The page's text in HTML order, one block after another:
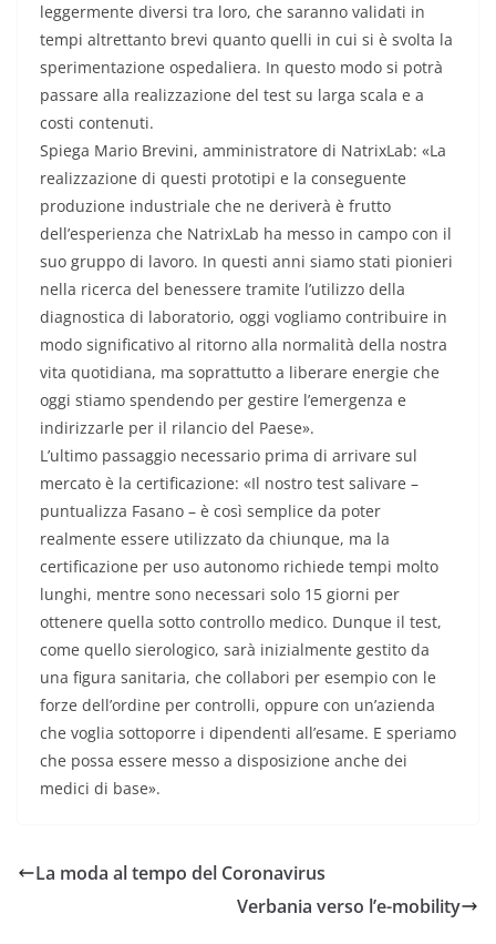
leggermente diversi tra loro, che saranno validati in
tempi altrettanto brevi quanto quelli in cui si è svolta la
sperimentazione ospedaliera. In questo modo si potrà
passare alla realizzazione del test su larga scala e a
costi contenuti.
Spiega Mario Brevini, amministratore di NatrixLab: «La
realizzazione di questi prototipi e la conseguente
produzione industriale che ne deriverà è frutto
dell’esperienza che NatrixLab ha messo in campo con il
suo gruppo di lavoro. In questi anni siamo stati pionieri
nella ricerca del benessere tramite l’utilizzo della
diagnostica di laboratorio, oggi vogliamo contribuire in
modo significativo al ritorno alla normalità della nostra
vita quotidiana, ma soprattutto a liberare energie che
oggi stiamo spendendo per gestire l’emergenza e
indirizzarle per il rilancio del Paese».
L’ultimo passaggio necessario prima di arrivare sul
mercato è la certificazione: «Il nostro test salivare –
puntualizza Fasano – è così semplice da poter
realmente essere utilizzato da chiunque, ma la
certificazione per uso autonomo richiede tempi molto
lunghi, mentre sono necessari solo 15 giorni per
ottenere quella sotto controllo medico. Dunque il test,
come quello sierologico, sarà inizialmente gestito da
una figura sanitaria, che collabori per esempio con le
forze dell’ordine per controlli, oppure con un’azienda
che voglia sottoporre i dipendenti all’esame. E speriamo
che possa essere messo a disposizione anche dei
medici di base».
La moda al tempo del Coronavirus
Verbania verso l’e-mobility